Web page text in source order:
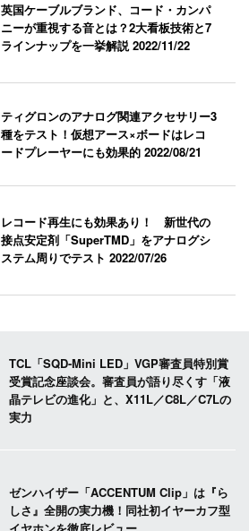
英国ケーブルブランド、コード・カンパ
ニーが重視する音とは？2大看板技術と7
ラインナップを一挙解説2022/11/22
ティグロンのアナログ関連アクセサリー3
種をテスト！仮想アース×ボードはレコ
ードプレーヤーにも効果的2022/08/21
レコード再生にも効果あり！ 新世代の
接点安定剤「SuperTMD」をアナログシ
ステム周りでテスト2022/07/26
TCL「SQD-Mini LED」VGP審査員特別賞
受賞記念座談会。審査員が語り尽くす「液
晶テレビの進化」と、X11L／C8L／C7Lの
実力
ゼンハイザー「ACCENTUM Clip」は『ら
しさ』全開の実力機！同社初イヤーカフ型